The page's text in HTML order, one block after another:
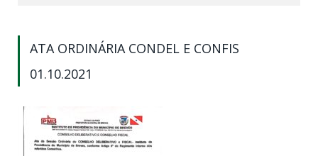
ATA ORDINÁRIA CONDEL E CONFIS
01.10.2021